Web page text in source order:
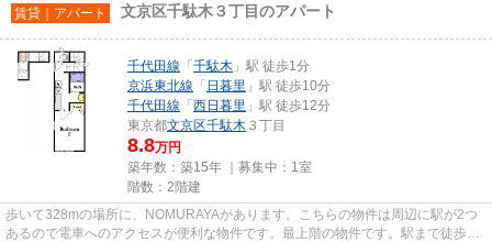
賃貸｜アパート 文京区千駄木３丁目のアパート
千代田線 「 千駄木 」駅 徒歩1分
京浜東北線 「 日暮里 」駅 徒歩10分
千代田線 「 西日暮里 」駅 徒歩12分
東京都文京区千駄木 ３丁目
8.8万円
築年数：築15年 ｜募集中： 1室
階数：2階建
歩いて328mの場所に、NOMURAYAがあります。こちらの物件は周辺に駅が2つ
あるので電車へのアクセスが便利な物件です。最上階の物件です。駅まで徒歩1